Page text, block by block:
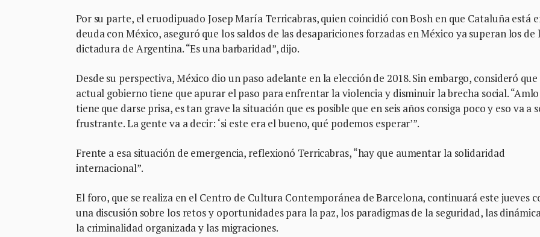
Por su parte, el eruodipuado Josep María Terricabras, quien coincidió con Bosh en que Cataluña está
deuda con México, aseguró que los saldos de las desapariciones forzadas en México ya superan los de
dictadura de Argentina. “Es una barbaridad”, dijo.
Desde su perspectiva, México dio un paso adelante en la elección de 2018. Sin embargo, consideró
actual gobierno tiene que apurar el paso para enfrentar la violencia y disminuir la brecha social. “Amlo
tiene que darse prisa, es tan grave la situación que es posible que en seis años consiga poco y eso va a
frustrante. La gente va a decir: ‘si este era el bueno, qué podemos esperar’”.
Frente a esa situación de emergencia, reflexionó Terricabras, “hay que aumentar la solidaridad
internacional”.
El foro, que se realiza en el Centro de Cultura Contemporánea de Barcelona, continuará este jueves
una discusión sobre los retos y oportunidades para la paz, los paradigmas de la seguridad, las
la criminalidad organizada y las migraciones.